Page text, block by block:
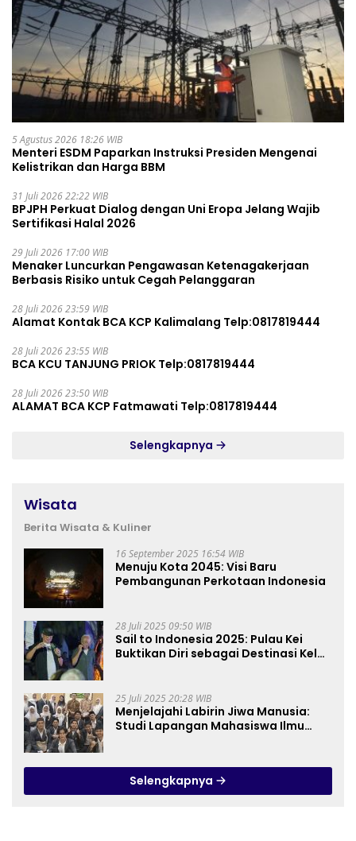
5 Agustus 2026 18:26 WIB
Menteri ESDM Paparkan Instruksi Presiden Mengenai
Kelistrikan dan Harga BBM
31 Juli 2026 22:22 WIB
BPJPH Perkuat Dialog dengan Uni Eropa Jelang Wajib
Sertifikasi Halal 2026
29 Juli 2026 17:00 WIB
Menaker Luncurkan Pengawasan Ketenagakerjaan
Berbasis Risiko untuk Cegah Pelanggaran
28 Juli 2026 23:59 WIB
Alamat Kontak BCA KCP Kalimalang Telp:0817819444
28 Juli 2026 23:55 WIB
BCA KCU TANJUNG PRIOK Telp:0817819444
28 Juli 2026 23:50 WIB
ALAMAT BCA KCP Fatmawati Telp:0817819444
Selengkapnya
Wisata
Berita Wisata & Kuliner
16 September 2025 16:54 WIB
Menuju Kota 2045: Visi Baru
Pembangunan Perkotaan Indonesia
28 Juli 2025 09:50 WIB
Sail to Indonesia 2025: Pulau Kei
Buktikan Diri sebagai Destinasi Kelas
25 Juli 2025 20:28 WIB
Menjelajahi Labirin Jiwa Manusia:
Studi Lapangan Mahasiswa Ilmu
Selengkapnya